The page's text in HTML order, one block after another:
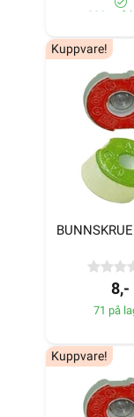
280+ på
Kuppvare!
8,-
71 på
Kuppvare!